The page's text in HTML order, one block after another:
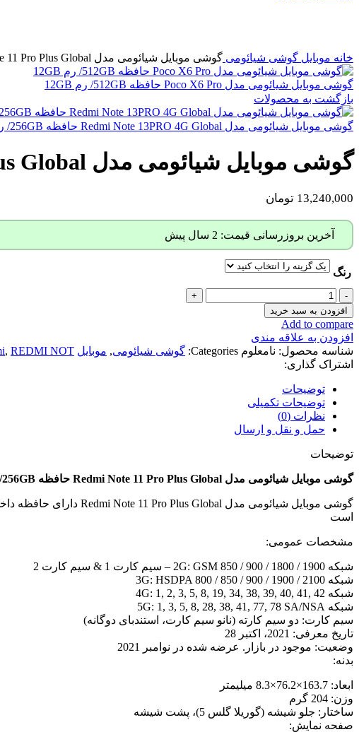
خانه موبایل گوشی شیائومی گوشی موبایل شیائومی مدل Redmi Note 11 Pro Plus Global حافظه 256GB/ رم 8GB
گوشی موبایل شیائومی مدل Poco X6 Pro حافظه 512GB/ رم 12GB
بازگشت به محصولات
گوشی موبایل شیائومی مدل Redmi Note 13PRO 4G Global حافظه 256GB/ رم 8GB
گوشی موبایل شیائومی مدل Redmi Note 11 Pro Plus Global حافظه 256GB/ رم 8GB
13,240,000 تومان
آخرین بروزرسانی قیمت: 2 سال پیش
رنگ
گوشی
موبایل
شیائومی
مدل
Redmi
Note
11
Pro
Plus
Global
حافظه
256GB/
رم
8GB
عدد
افزودن به سبد خرید
Add to compare
افزودن به علاقه مندی
شناسه محصول: نامعلوم Categories: گوشی شیائومی, موبایل , REDMI NOT
اشتراک گذاری:
توضیحات
توضیحات تکمیلی
نظرات (0)
حمل و نقل و ارسال
توضیحات
گوشی موبایل شیائومی مدل Redmi Note 11 Pro Plus Global حافظه 256GB/ رم 8GB
است
مشخصات عمومی:
شبکه 2G: GSM 850 / 900 / 1800 / 1900 – سیم کارت 1 & سیم کارت 2
شبکه 3G: HSDPA 800 / 850 / 900 / 1900 / 2100
شبکه 4G: 1, 2, 3, 5, 8, 19, 34, 38, 39, 40, 41, 42
شبکه 5G: 1, 3, 5, 8, 28, 38, 41, 77, 78 SA/NSA
سیم کارت: دو سیم کارته (نانو سیم کارت، استندبای دوگانه)
تاریخ معرفی: 2021، اکتبر 28
وضعیت: موجود در بازار. عرضه شده در نوامبر 2021
بدنه:
ابعاد: 163.7×76.2×8.3 میلیمتر
وزن: 204 گرم
ساختار: جلو شیشه (گوریلا گلس 5)، پشت شیشه
صفحه نمایش: